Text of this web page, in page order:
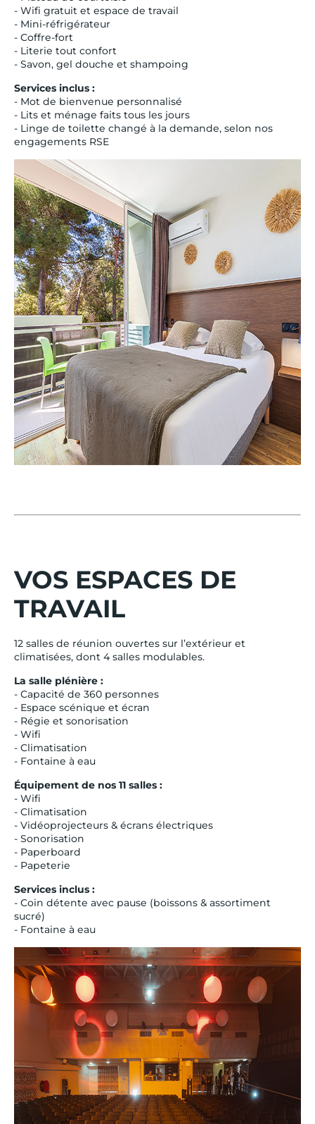
- Wifi gratuit et espace de travail
- Mini-réfrigérateur
- Coffre-fort
- Literie tout confort
- Savon, gel douche et shampoing
Services inclus :
- Mot de bienvenue personnalisé
- Lits et ménage faits tous les jours
- Linge de toilette changé à la demande, selon nos
engagements RSE
VOS ESPACES DE
TRAVAIL
12 salles de réunion ouvertes sur l’extérieur et
climatisées, dont 4 salles modulables.
La salle plénière :
- Capacité de 360 personnes
- Espace scénique et écran
- Régie et sonorisation
- Wifi
- Climatisation
- Fontaine à eau
Équipement de nos 11 salles :
- Wifi
- Climatisation
- Vidéoprojecteurs & écrans électriques
- Sonorisation
- Paperboard
- Papeterie
Services inclus :
- Coin détente avec pause (boissons & assortiment
sucré)
- Fontaine à eau